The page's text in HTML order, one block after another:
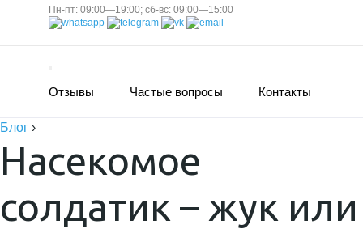
Пн-пт: 09:00—19:00; сб-вс: 09:00—15:00
Отзывы Частые вопросы Контакты
Блог ›
Насекомое
солдатик – жук или